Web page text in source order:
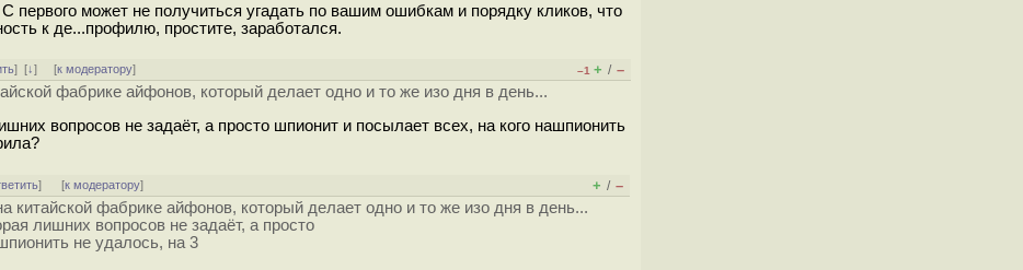
первого может не получиться угадать по вашим ошибкам и порядку кликов, что
к де...профилю, простите, заработался.
][↓] [к модератору] –1 + / –
фaбрике айфoнов, который делает одно и то же изо дня в день...
вопросов не задаёт, а просто шпионит и посылает всех, на кого нашпионить
] [к модератору] + / –
китaйской фaбрике айфoнов, который делает одно и то же изо дня в день...
лишних вопросов не задаёт, а просто
не удалось, на 3